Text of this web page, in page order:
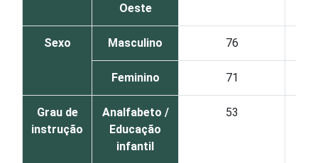
Oeste
Sexo Masculino 76
Feminino 71
Grau de
instrução
Analfabeto /
Educação
infantil
53